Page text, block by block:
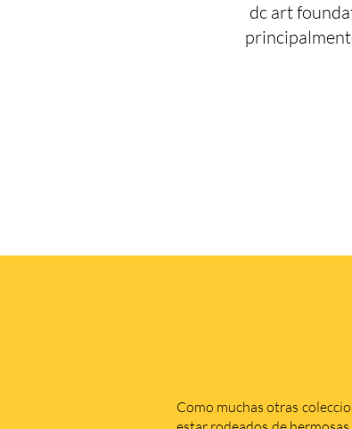
dc art
Como muchas otras